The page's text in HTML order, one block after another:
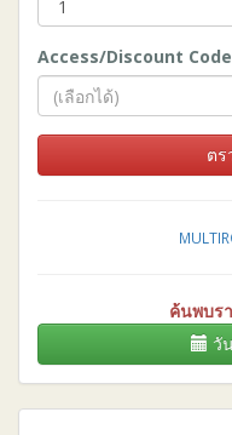
Access/Discount Code
ตร
ค้นพบร
วั